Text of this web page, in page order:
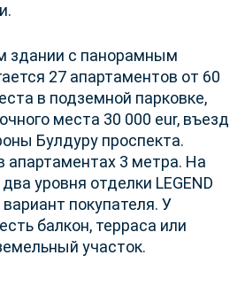
здании с панорамным
27 апартаментов от 60
в подземной парковке,
места 30 000 eur, въезд
Булдуру проспекта.
апартаментах 3 метра. На
уровня отделки LEGEND
покупателя. У
балкон, терраса или
участок.